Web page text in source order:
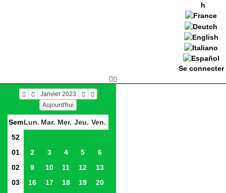
h
Se connecter
Janvier 2023
Aujourd'hui
SemLun. Mar. Mer. Jeu. Ven.
52
01
2 3 4 5
6
02
9 10 11 12
13
03
16 17 18 19
20